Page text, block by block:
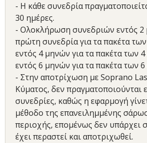
- Η κάθε συνεδρία
30 ημέρες.
- Ολοκλήρωση συνεδριών εντός
πρώτη συνεδρία για τα πακέτα
εντός 4 μηνών για τα πακέτα των
εντός 6 μηνών για τα πακέτα των
- Στην αποτρίχωση με Soprano
Κύματος, δεν πραγματοποιούνται
συνεδρίες, καθώς η εφαρμογή
μέθοδο της επανειλημμένης
περιοχής, επομένως δεν υπάρχει
έχει περαστεί και αποτριχωθεί.